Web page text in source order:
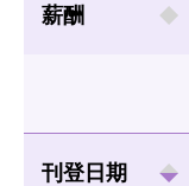
薪酬
刊登日期